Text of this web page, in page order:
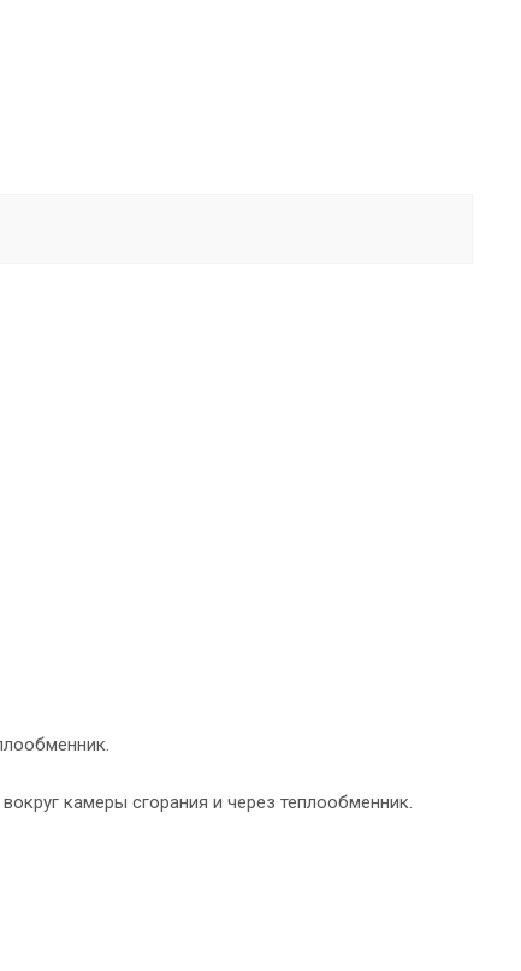
камеры сгорания и через теплообменник.